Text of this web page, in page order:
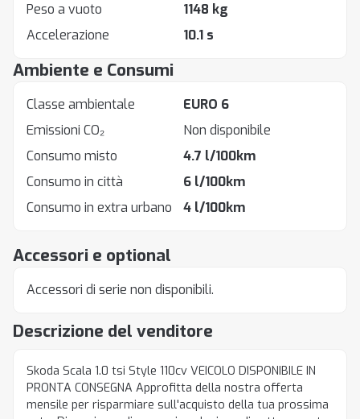
Descrizione del venditore
Skoda Scala 1.0 tsi Style 110cv VEICOLO DISPONIBILE IN
PRONTA CONSEGNA Approfitta della nostra offerta
mensile per risparmiare sull'acquisto della tua prossima
Accessori e optional
Accessori di serie non disponibili.
Peso a vuoto
1148 kg
Accelerazione
10.1 s
Ambiente e Consumi
Classe ambientale
EURO 6
Emissioni CO₂
Non disponibile
Consumo misto
4.7 l/100km
Consumo in città
6 l/100km
Consumo in extra urbano
4 l/100km